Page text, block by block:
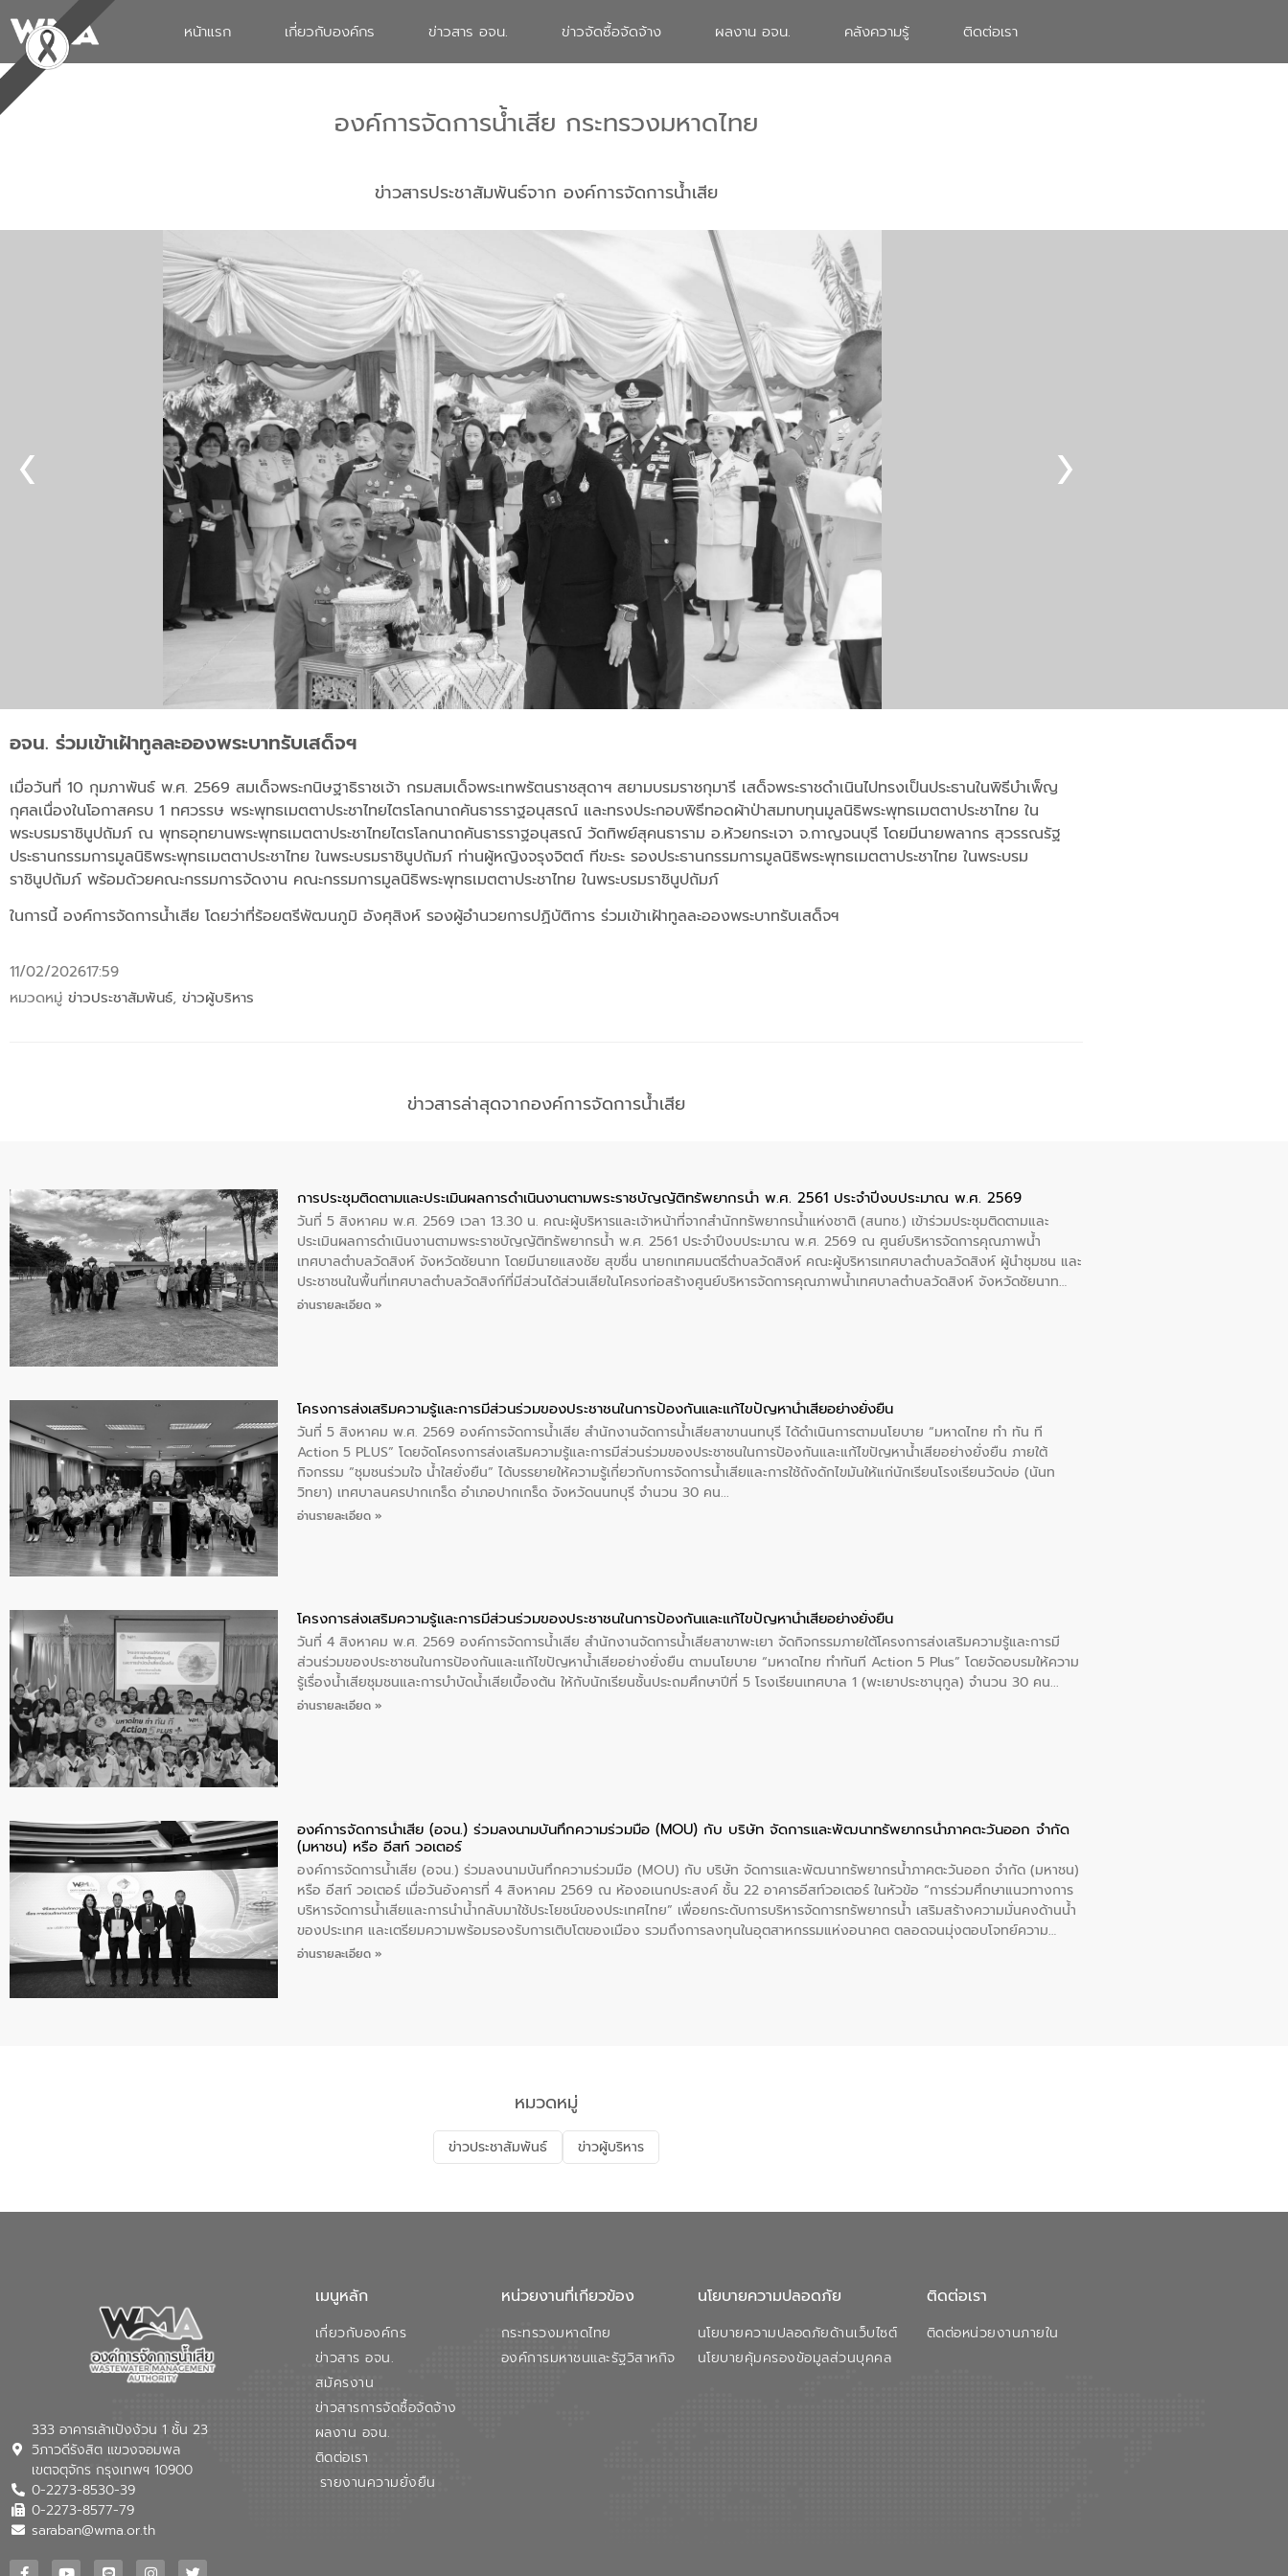
หน้าแรก เกี่ยวกับองค์กร ข่าวสาร อจน. ข่าวจัดซื้อจัดจ้าง ผลงาน อจน. คลังความรู้ ติดต่อเรา
องค์การจัดการน้ำเสีย กระทรวงมหาดไทย
ข่าวสารประชาสัมพันธ์จาก องค์การจัดการน้ำเสีย
อจน. ร่วมเข้าเฝ้าทูลละอองพระบาทรับเสด็จฯ
เมื่อวันที่ 10 กุมภาพันธ์ พ.ศ. 2569 สมเด็จพระกนิษฐาธิราชเจ้า กรมสมเด็จพระเทพรัตนราชสุดาฯ สยามบรมราชกุมารี เสด็จพระราชดำเนินไปทรงเป็นประธานในพิธีบำเพ็ญ
กุศลเนื่องในโอกาสครบ 1 ทศวรรษ พระพุทธเมตตาประชาไทยไตรโลกนาถคันธารราฐอนุสรณ์ และทรงประกอบพิธีทอดผ้าป่าสมทบทุนมูลนิธิพระพุทธเมตตาประชาไทย ใน
พระบรมราชินูปถัมภ์ ณ พุทธอุทยานพระพุทธเมตตาประชาไทยไตรโลกนาถคันธารราฐอนุสรณ์ วัดทิพย์สุคนธาราม อ.ห้วยกระเจา จ.กาญจนบุรี โดยมีนายพลากร สุวรรณรัฐ
ประธานกรรมการมูลนิธิพระพุทธเมตตาประชาไทย ในพระบรมราชินูปถัมภ์ ท่านผู้หญิงจรุงจิตต์ ทีขะระ รองประธานกรรมการมูลนิธิพระพุทธเมตตาประชาไทย ในพระบรม
ราชินูปถัมภ์ พร้อมด้วยคณะกรรมการจัดงาน คณะกรรมการมูลนิธิพระพุทธเมตตาประชาไทย ในพระบรมราชินูปถัมภ์
ในการนี้ องค์การจัดการน้ำเสีย โดยว่าที่ร้อยตรีพัฒนภูมิ อังศุสิงห์ รองผู้อำนวยการปฏิบัติการ ร่วมเข้าเฝ้าทูลละอองพระบาทรับเสด็จฯ
11/02/202617:59
หมวดหมู่ ข่าวประชาสัมพันธ์, ข่าวผู้บริหาร
ข่าวสารล่าสุดจากองค์การจัดการน้ำเสีย
การประชุมติดตามและประเมินผลการดำเนินงานตามพระราชบัญญัติทรัพยากรน้ำ พ.ศ. 2561 ประจำปีงบประมาณ พ.ศ. 2569
วันที่ 5 สิงหาคม พ.ศ. 2569 เวลา 13.30 น. คณะผู้บริหารและเจ้าหน้าที่จากสำนักทรัพยากรน้ำแห่งชาติ (สนทช.) เข้าร่วมประชุมติดตามและ
ประเมินผลการดำเนินงานตามพระราชบัญญัติทรัพยากรน้ำ พ.ศ. 2561 ประจำปีงบประมาณ พ.ศ. 2569 ณ ศูนย์บริหารจัดการคุณภาพน้ำ
เทศบาลตำบลวัดสิงห์ จังหวัดชัยนาท โดยมีนายแสงชัย สุขชื่น นายกเทศมนตรีตำบลวัดสิงห์ คณะผู้บริหารเทศบาลตำบลวัดสิงห์ ผู้นำชุมชน และ
ประชาชนในพื้นที่เทศบาลตำบลวัดสิงก์ที่มีส่วนได้ส่วนเสียในโครงก่อสร้างศูนย์บริหารจัดการคุณภาพน้ำเทศบาลตำบลวัดสิงห์ จังหวัดชัยนาท
ให้การต้อนรับ
อ่านรายละเอียด »
โครงการส่งเสริมความรู้และการมีส่วนร่วมของประชาชนในการป้องกันและแก้ไขปัญหาน้ำเสียอย่างยั่งยืน
วันที่ 5 สิงหาคม พ.ศ. 2569 องค์การจัดการน้ำเสีย สำนักงานจัดการน้ำเสียสาขานนทบุรี ได้ดำเนินการตามนโยบาย “มหาดไทย ทำ ทัน ที
Action 5 PLUS” โดยจัดโครงการส่งเสริมความรู้และการมีส่วนร่วมของประชาชนในการป้องกันและแก้ไขปัญหาน้ำเสียอย่างยั่งยืน ภายใต้
กิจกรรม “ชุมชนร่วมใจ น้ำใสยั่งยืน” ได้บรรยายให้ความรู้เกี่ยวกับการจัดการน้ำเสียและการใช้ถังดักไขมันให้แก่นักเรียนโรงเรียนวัดบ่อ (นันท
วิทยา) เทศบาลนครปากเกร็ด อำเภอปากเกร็ด จังหวัดนนทบุรี จำนวน 30 คน
อ่านรายละเอียด »
โครงการส่งเสริมความรู้และการมีส่วนร่วมของประชาชนในการป้องกันและแก้ไขปัญหาน้ำเสียอย่างยั่งยืน
วันที่ 4 สิงหาคม พ.ศ. 2569 องค์การจัดการน้ำเสีย สำนักงานจัดการน้ำเสียสาขาพะเยา จัดกิจกรรมภายใต้โครงการส่งเสริมความรู้และการมี
ส่วนร่วมของประชาชนในการป้องกันและแก้ไขปัญหาน้ำเสียอย่างยั่งยืน ตามนโยบาย “มหาดไทย ทำทันที Action 5 Plus” โดยจัดอบรมให้ความ
รู้เรื่องน้ำเสียชุมชนและการบำบัดน้ำเสียเบื้องต้น ให้กับนักเรียนชั้นประถมศึกษาปีที่ 5 โรงเรียนเทศบาล 1 (พะเยาประชานุกูล) จำนวน 30 คน
อ่านรายละเอียด »
องค์การจัดการน้ำเสีย (อจน.) ร่วมลงนามบันทึกความร่วมมือ (MOU) กับ บริษัท จัดการและพัฒนาทรัพยากรน้ำภาคตะวันออก จำกัด
(มหาชน) หรือ อีสท์ วอเตอร์
องค์การจัดการน้ำเสีย (อจน.) ร่วมลงนามบันทึกความร่วมมือ (MOU) กับ บริษัท จัดการและพัฒนาทรัพยากรน้ำภาคตะวันออก จำกัด (มหาชน)
หรือ อีสท์ วอเตอร์ เมื่อวันอังคารที่ 4 สิงหาคม 2569 ณ ห้องอเนกประสงค์ ชั้น 22 อาคารอีสท์วอเตอร์ ในหัวข้อ “การร่วมศึกษาแนวทางการ
บริหารจัดการน้ำเสียและการนำน้ำกลับมาใช้ประโยชน์ของประเทศไทย” เพื่อยกระดับการบริหารจัดการทรัพยากรน้ำ เสริมสร้างความมั่นคงด้านน้ำ
ของประเทศ และเตรียมความพร้อมรองรับการเติบโตของเมือง รวมถึงการลงทุนในอุตสาหกรรมแห่งอนาคต ตลอดจนมุ่งตอบโจทย์ความ
ท้าทายจากวิกฤตการเปลี่ยนแปลงสภาพภูมิอากาศและความเสี่ยงภัยแล้งในระยะยาว การประสานความร่วมมือในครั้งนี้เป็นการดึงจุดแข็งและ
ตลอดระบบ โดยการนำน้ำบำบัดกลับมาใช้ใหม่จะช่วยลดการพึ่งพาน้ำธรรมชาติและสร้างสมดุลทางเศรษฐกิจและสิ่งแวดล้อมได้อย่างเป็นรูปธรรม
ความร่วมมือระหว่างภาครัฐและภาคเอกชนในครั้งนี้ นับเป็นก้าวสำคัญของ องค์การจัดการน้ำเสีย (อจน.) ในการร่วมวางรากฐานโครงสร้างพื้น
ฐานด้านน้ำของประเทศ เพื่อยกระดับประสิทธิภาพการใช้ทรัพยากรน้ำให้เกิดประโยชน์สูงสุดและเป็นไปตามมาตรฐานสากล
อ่านรายละเอียด »
หมวดหมู่
ข่าวประชาสัมพันธ์ ข่าวผู้บริหาร
333 อาคารเล้าเป้งง้วน 1 ชั้น 23
วิภาวดีรังสิต แขวงจอมพล
เขตจตุจักร กรุงเทพฯ 10900
0-2273-8530-39
0-2273-8577-79
saraban@wma.or.th
เมนูหลัก
เกี่ยวกับองค์กร
ข่าวสาร อจน.
สมัครงาน
ข่าวสารการจัดซื้อจัดจ้าง
ผลงาน อจน.
ติดต่อเรา
รายงานความยั่งยืน
หน่วยงานที่เกียวข้อง
กระทรวงมหาดไทย
องค์การมหาชนและรัฐวิสาหกิจ
นโยบายความปลอดภัย
นโยบายความปลอดภัยด้านเว็บไซต์
นโยบายคุ้มครองข้อมูลส่วนบุคคล
ติดต่อเรา
ติดต่อหน่วยงานภายใน